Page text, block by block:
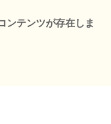
ンテンツが存在しま